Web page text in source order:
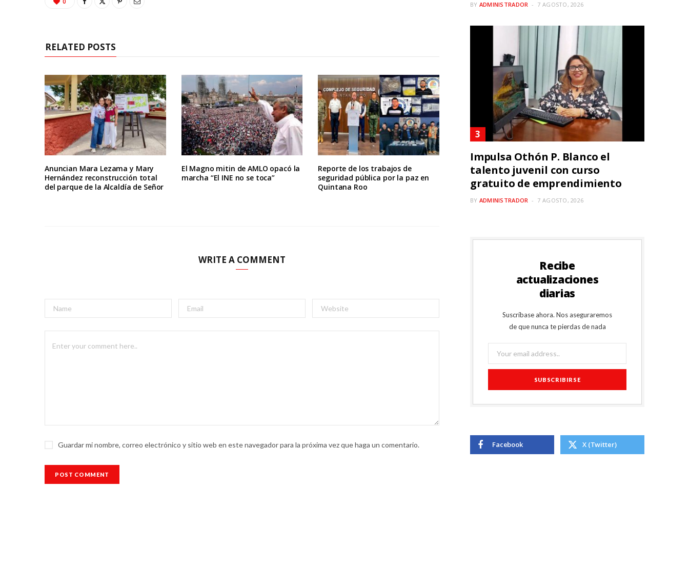
RELATED POSTS
Anuncian Mara Lezama y Mary
Hernández reconstrucción total
del parque de la Alcaldía de Señor
El Magno mitin de AMLO opacó la
marcha “El INE no se toca”
Reporte de los trabajos de
seguridad pública por la paz en
Quintana Roo
WRITE A COMMENT
Guardar mi nombre, correo electrónico y sitio web en este navegador para la próxima vez que haga un comentario.
BY ADMINISTRADOR 7 AGOSTO, 2026
Impulsa Othón P. Blanco el
talento juvenil con curso
gratuito de emprendimiento
BY ADMINISTRADOR 7 AGOSTO, 2026
Recibe
actualizaciones
diarias
Suscríbase ahora. Nos aseguraremos
de que nunca te pierdas de nada
Facebook X (Twitter)